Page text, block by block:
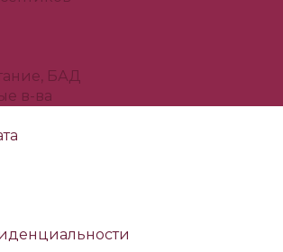
БАД
в-ва